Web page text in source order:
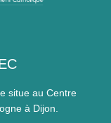
situe au Centre
à Dijon.